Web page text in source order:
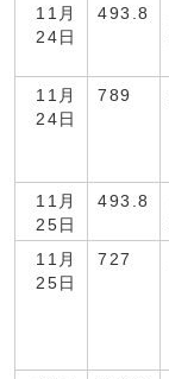
11月
24日
493.8
11月
24日
789
11月
25日
493.8
11月
25日
727